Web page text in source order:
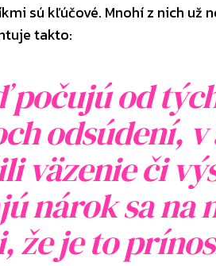
sú kľúčové. Mnohí z nich už
takto:
počujú od
odsúdení,
väzenie či
nárok sa na
že je to